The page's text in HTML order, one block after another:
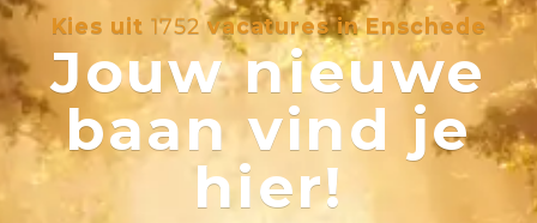
Kies uit 1752vacatures in Enschede
Jouw nieuwe
baan vind je
hier!